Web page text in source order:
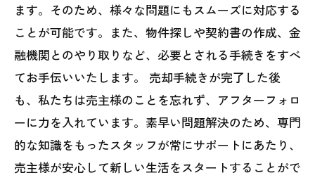
ます。そのため、様々な問題にもスムーズに対応する
ことが可能です。また、物件探しや契約書の作成、金
融機関とのやり取りなど、必要とされる手続きをすべ
てお手伝いいたします。 売却手続きが完了した後
も、私たちは売主様のことを忘れず、アフターフォロ
ーに力を入れています。素早い問題解決のため、専門
的な知識をもったスタッフが常にサポートにあたり、
売主様が安心して新しい生活をスタートすることがで